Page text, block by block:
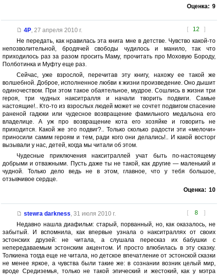
Оценка: 9
[ 12 ]
4P, 27 апреля 2010 г.
Не передать, как нравилась эта книга мне в детстве. Чувство какой-то
непозволительной, бродячей свободы чудилось и манило, так что
приходилось раз за разом просить Маму, прочитать про Моховую Бороду,
Полботинка и Муфту еще раз.
Сейчас, уже взрослой, перечитав эту книгу, нахожу ее такой же
волшебной. Доброе, исполненное любви к жизни произведение. Оно дышит
одиночеством. При этом такое обаятельное, мудрое. Сошлись в жизни три
героя, три чудных накситралля и начали творить подвиги. Самые
настоящие!.. Кто-то из взрослых людей может не сочтет подвигом спасение
раненой гадюки или чудесное возвращение фамильного медальона его
владелице. А уж про возвращение кота его хозяйке и говорить не
приходится. Какой же это подвиг?.. Только сколько радости эти «мелочи»
приносили самим героям и тем, ради кого они делались!.. И какой восторг
вызывали у нас, детей, когда мы читали об этом.
Чудесные приключения накситраллей учат быть по-настоящему
добрыми и отважными. Пусть даже ты не такой, как другие — маленький и
чудной. Только дело ведь не в этом, главное, что у тебя большое,
отзывчивое сердце.
Оценка: 10
[ 8 ]
stewra darkness, 31 июля 2010 г.
Недавно нашла диафильм: старый, порванный, но, как оказалось, не
забытый. И вспомнила, как впервые узнала о накситраллях от своих
эстонских друзей: не читала, а слушала пересказ их бабушки с
непередаваемым эстонским акцентом. И просто влюбилась в эту сказку.
Толкиена тогда еще не читала, но детское впечатление от эстонской сказки
не менее яркое, а чувства были такие же: в сознании возник целый мир,
вроде Средиземья, только не такой эпический и жестокий, как у мэтра